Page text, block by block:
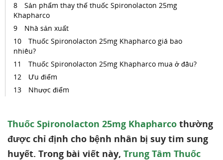
Sản phẩm thay thế thuốc Spironolacton 25mg
Khapharco
Nhà sản xuất
Thuốc Spironolacton 25mg Khapharco giá bao
nhiêu?
Thuốc Spironolacton 25mg Khapharco mua ở đâu?
Ưu điểm
Nhược điểm
Thuốc Spironolacton 25mg Khapharco thường
được chỉ định cho bệnh nhân bị suy tim sung
huyết. Trong bài viết này, Trung Tâm Thuốc